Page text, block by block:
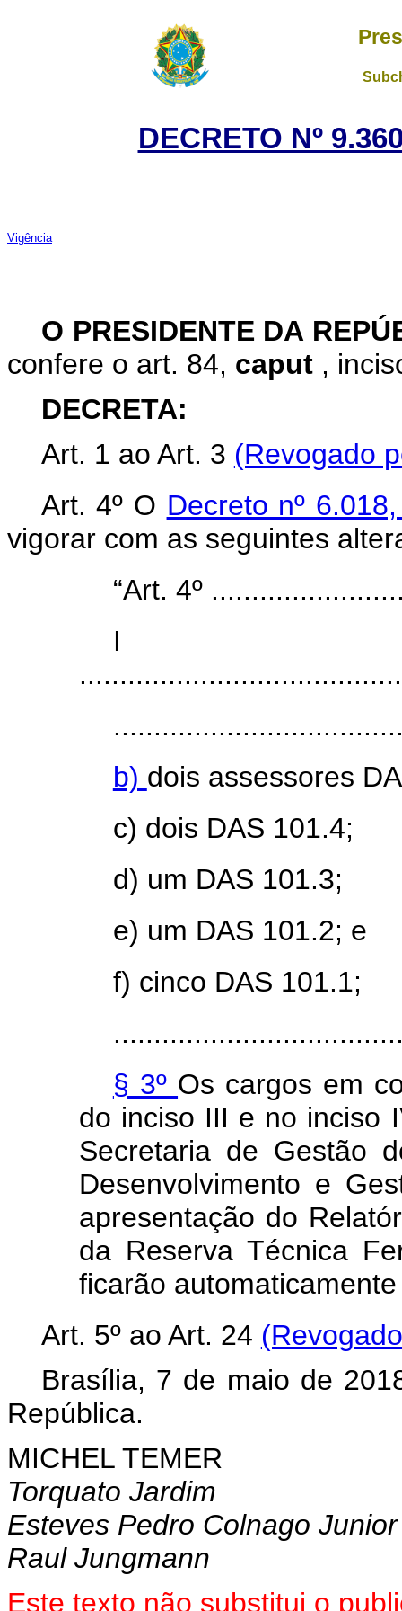
DECRETO Nº
Vigência
O PRESIDENTE DA
confere o art. 84, caput ,
DECRETA:
Art. 1 ao Art. 3 (Revogado
Art. 4º O Decreto nº
vigorar com as seguintes
“Art. 4º
I
b) dois assessores
c) dois DAS 101.4;
d) um DAS 101.3;
e) um DAS 101.2; e
f) cinco DAS 101.1;
§ 3º Os cargos em
do inciso III e no inciso
Secretaria de Gestão
Desenvolvimento e
apresentação do
da Reserva Técnica
ficarão
Art. 5º ao Art. 24
Brasília, 7 de maio de
República.
MICHEL TEMER
Torquato Jardim
Esteves Pedro Colnago Junior
Raul Jungmann
Este texto não substitui o